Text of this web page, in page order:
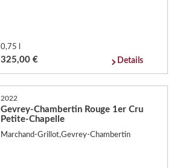
0,75 l
325,00 € Details
2022
Gevrey-Chambertin Rouge 1er Cru
Petite-Chapelle
Marchand-Grillot,Gevrey-Chambertin